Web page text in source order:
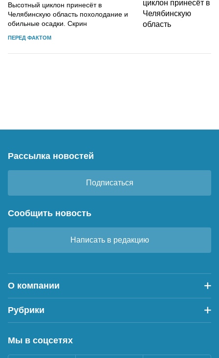
Высотный циклон принесёт в
Челябинскую область похолодание и
обильные осадки. Скрин
ПЕРЕД ФАКТОМ
Рассылка новостей
Подписаться
Сообщить новость
Написать в редакцию
О компании
Рубрики
Мы в соцсетях